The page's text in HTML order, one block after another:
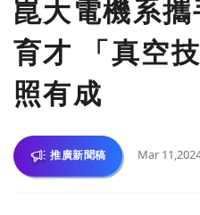
崑大電機系
育才 「真空
照有成
推廣新聞稿 Mar